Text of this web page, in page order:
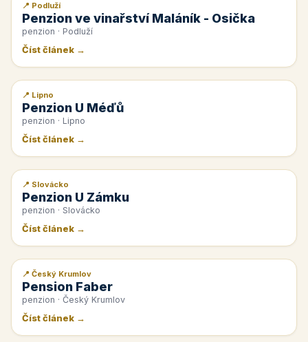
📰 PR článek
📍 Podluží
Penzion ve vinařství Maláník - Osička
penzion · Podluží
Číst článek →
📰 PR článek
📍 Lipno
Penzion U Méďů
penzion · Lipno
Číst článek →
📰 PR článek
📍 Slovácko
Penzion U Zámku
penzion · Slovácko
Číst článek →
📰 PR článek
📍 Český Krumlov
Pension Faber
penzion · Český Krumlov
Číst článek →